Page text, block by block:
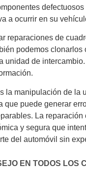
defectuosos
a ocurrir en su
reparaciones de
podemos clonarlos
unidad de intercambio.
la manipulación de la
que puede generar
La reparación
y segura que
del automóvil sin
EN TODOS LOS